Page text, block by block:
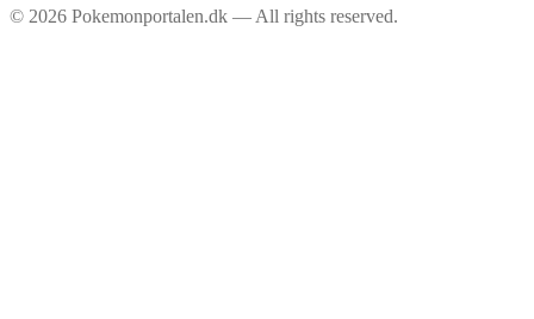
© 2026 Pokemonportalen.dk — All rights reserved.